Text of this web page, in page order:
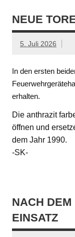
NEUE
5. Juli 2026
In den ersten
erhalten.
Die anthrazit
öffnen und
dem Jahr 1990.
-SK-
NACH DEM
EINSATZ